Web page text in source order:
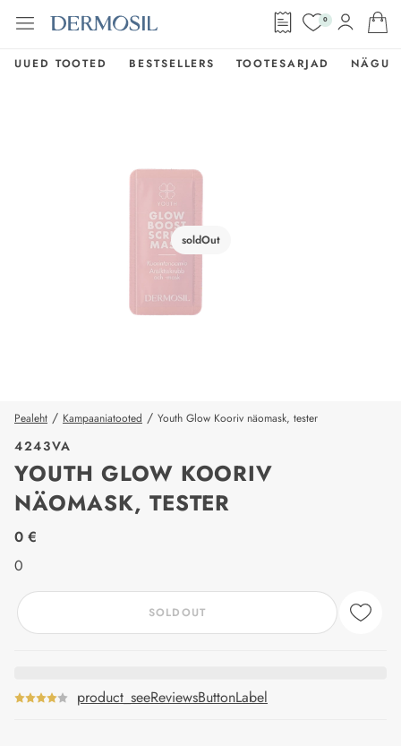
0
UUED TOOTED BESTSELLERS TOOTESARJAD NÄGU
soldOut
Pealeht / Kampaaniatooted / Youth Glow Kooriv näomask, tester
4243VA
YOUTH GLOW KOORIV
NÄOMASK, TESTER
price_label
0 €
0
SOLDOUT
product_seeReviewsButtonLabel